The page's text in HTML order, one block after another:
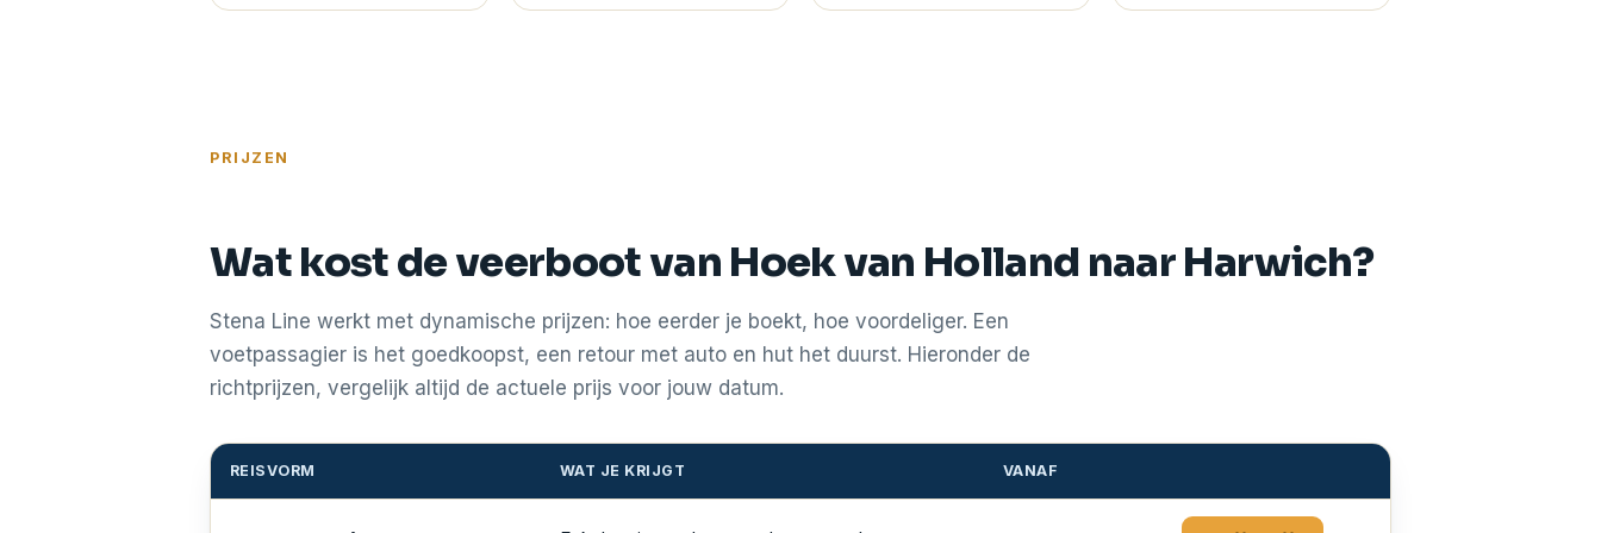
PRIJZEN
Wat kost de veerboot van Hoek van Holland naar Harwich?
Stena Line werkt met dynamische prijzen: hoe eerder je boekt, hoe voordeliger. Een
voetpassagier is het goedkoopst, een retour met auto en hut het duurst. Hieronder de
richtprijzen, vergelijk altijd de actuele prijs voor jouw datum.
REISVORM WAT JE KRIJGT VANAF